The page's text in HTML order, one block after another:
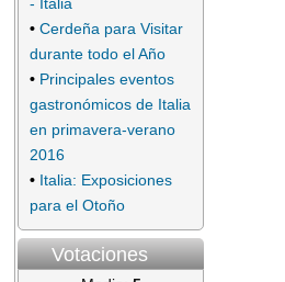
• Cerdeña para Visitar
durante todo el Año
• Principales eventos
gastronómicos de Italia
en primavera-verano
2016
• Italia: Exposiciones
para el Otoño
Votaciones